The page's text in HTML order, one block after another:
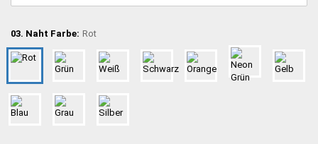
03. Naht Farbe: Rot